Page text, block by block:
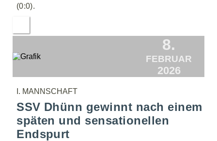
(0:0).
8.
FEBRUAR
2026
I. MANNSCHAFT
SSV Dhünn gewinnt nach einem
späten und sensationellen
Endspurt